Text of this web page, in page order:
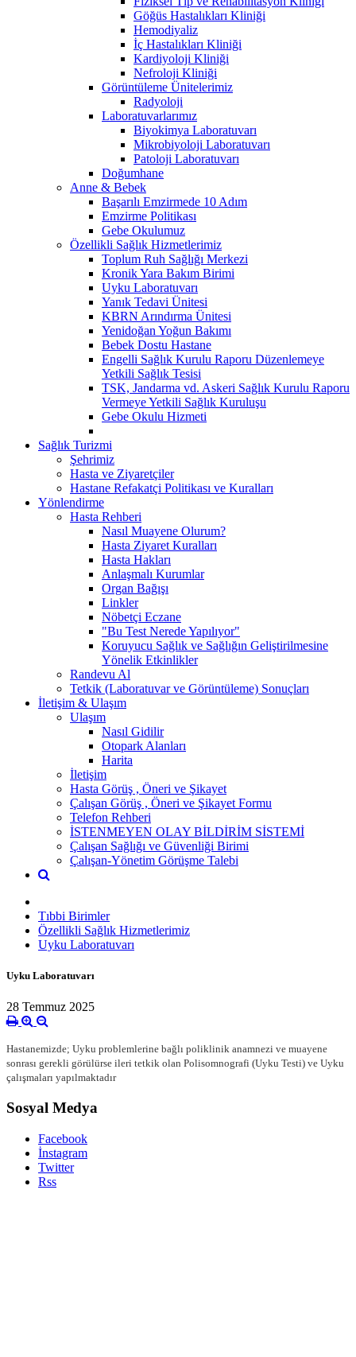
Göğüs Hastalıkları Kliniği
Hemodiyaliz
İç Hastalıkları Kliniği
Kardiyoloji Kliniği
Nefroloji Kliniği
Görüntüleme Ünitelerimiz
Radyoloji
Laboratuvarlarımız
Biyokimya Laboratuvarı
Mikrobiyoloji Laboratuvarı
Patoloji Laboratuvarı
Doğumhane
Anne & Bebek
Başarılı Emzirmede 10 Adım
Emzirme Politikası
Gebe Okulumuz
Özellikli Sağlık Hizmetlerimiz
Toplum Ruh Sağlığı Merkezi
Kronik Yara Bakım Birimi
Uyku Laboratuvarı
Yanık Tedavi Ünitesi
KBRN Arındırma Ünitesi
Yenidoğan Yoğun Bakımı
Bebek Dostu Hastane
Engelli Sağlık Kurulu Raporu Düzenlemeye
Yetkili Sağlık Tesisi
TSK, Jandarma vd. Askeri Sağlık Kurulu Raporu
Vermeye Yetkili Sağlık Kuruluşu
Gebe Okulu Hizmeti
Sağlık Turizmi
Şehrimiz
Hasta ve Ziyaretçiler
Hastane Refakatçi Politikası ve Kuralları
Yönlendirme
Hasta Rehberi
Nasıl Muayene Olurum?
Hasta Ziyaret Kuralları
Hasta Hakları
Anlaşmalı Kurumlar
Organ Bağışı
Linkler
Nöbetçi Eczane
"Bu Test Nerede Yapılıyor"
Koruyucu Sağlık ve Sağlığın Geliştirilmesine
Yönelik Etkinlikler
Randevu Al
Tetkik (Laboratuvar ve Görüntüleme) Sonuçları
İletişim & Ulaşım
Ulaşım
Nasıl Gidilir
Otopark Alanları
Harita
İletişim
Hasta Görüş , Öneri ve Şikayet
Çalışan Görüş , Öneri ve Şikayet Formu
Telefon Rehberi
İSTENMEYEN OLAY BİLDİRİM SİSTEMİ
Çalışan Sağlığı ve Güvenliği Birimi
Çalışan-Yönetim Görüşme Talebi
Tıbbi Birimler
Özellikli Sağlık Hizmetlerimiz
Uyku Laboratuvarı
Uyku Laboratuvarı
28 Temmuz 2025
Hastanemizde; Uyku problemlerine bağlı poliklinik anamnezi ve muayene
sonrası gerekli görülürse ileri tetkik olan Polisomnografi (Uyku Testi) ve Uyku
çalışmaları yapılmaktadır
Sosyal Medya
Facebook
İnstagram
Twitter
Rss